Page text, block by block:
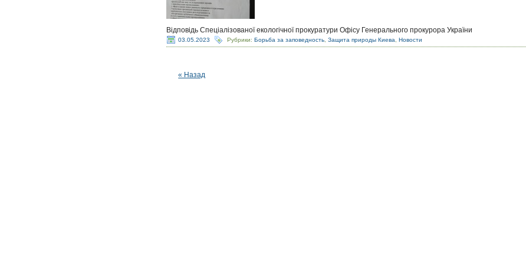
Відповідь Спеціалізованої екологічної прокуратури Офісу Генерального прокурора України
03.05.2023 Рубрики:Борьба за заповедность ,Защита природы Киева ,Новости
« Назад